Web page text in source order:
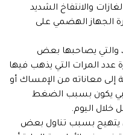
والانتفاخ الشديد
الجهاز الهضمي على
والتي يصاحبها بعض
عدد المرات التي يذهب فيها
إلى معاناته من الإمساك أو
يكون بسبب الضغط
خلال اليوم.
يتهيج بسبب تناول بعض